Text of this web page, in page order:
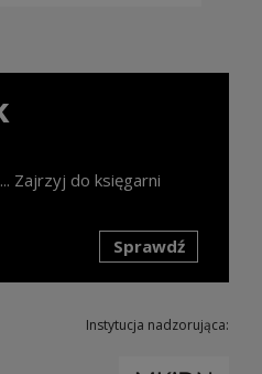
Zajrzyj do księgarni
Sprawdź
Instytucja nadzorująca: